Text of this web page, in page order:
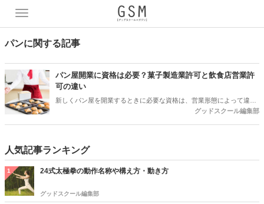
T
o
g
g
l
e
n
a
v
a
t
i
o
n
パンに関する記事
パン屋開業に資格は必要？菓子製造業許可と飲食店営業許
可の違い
新しくパン屋を開業するときに必要な資格は、営業形態によって違う
ことをご存知ですか。イートインにするのか、テイクアウトにするの
食パンだけを販売するのか、調理パンも販売するのかによって必要な
許可や資格が異なります。今回は、パン屋開業のために必要な資格に
ついてご紹介します。
グッドスクール編集部
人気記事ランキング
1 24式太極拳の動作名称や構え方・動き方
グッドスクール編集部